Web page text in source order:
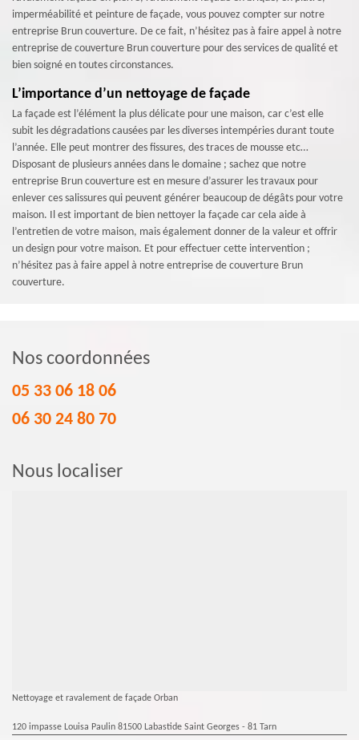
imperméabilité et peinture de façade, vous pouvez compter sur notre
entreprise Brun couverture. De ce fait, n’hésitez pas à faire appel à notre
entreprise de couverture Brun couverture pour des services de qualité et
bien soigné en toutes circonstances.
L’importance d’un nettoyage de façade
La façade est l’élément la plus délicate pour une maison, car c’est elle
subit les dégradations causées par les diverses intempéries durant toute
l’année. Elle peut montrer des fissures, des traces de mousse etc…
Disposant de plusieurs années dans le domaine ; sachez que notre
entreprise Brun couverture est en mesure d’assurer les travaux pour
enlever ces salissures qui peuvent générer beaucoup de dégâts pour votre
maison. Il est important de bien nettoyer la façade car cela aide à
l’entretien de votre maison, mais également donner de la valeur et offrir
un design pour votre maison. Et pour effectuer cette intervention ;
n’hésitez pas à faire appel à notre entreprise de couverture Brun
couverture.
Nos coordonnées
05 33 06 18 06
06 30 24 80 70
Nous localiser
Nettoyage et ravalement de façade Orban
120 impasse Louisa Paulin 81500 Labastide Saint Georges - 81 Tarn